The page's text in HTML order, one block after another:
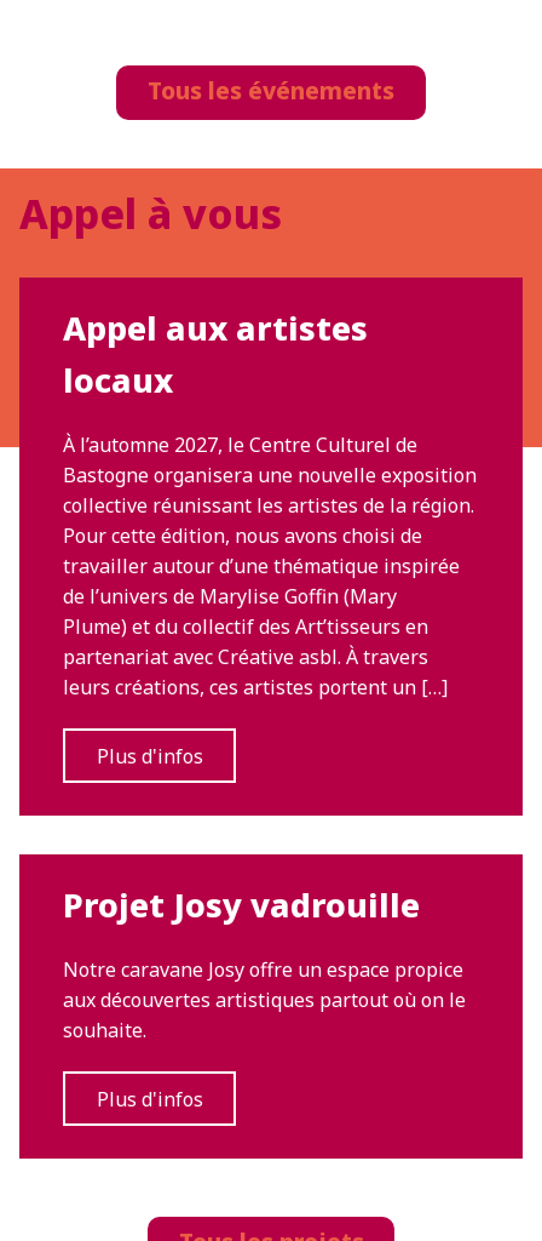
Tous les événements
Appel à vous
Appel aux artistes
locaux
À l’automne 2027, le Centre Culturel de
Bastogne organisera une nouvelle exposition
collective réunissant les artistes de la région.
Pour cette édition, nous avons choisi de
travailler autour d’une thématique inspirée
de l’univers de Marylise Goffin (Mary
Plume) et du collectif des Art’tisseurs en
partenariat avec Créative asbl. À travers
leurs créations, ces artistes portent un […]
Plus d'infos
Projet Josy vadrouille
Notre caravane Josy offre un espace propice
aux découvertes artistiques partout où on le
souhaite.
Plus d'infos